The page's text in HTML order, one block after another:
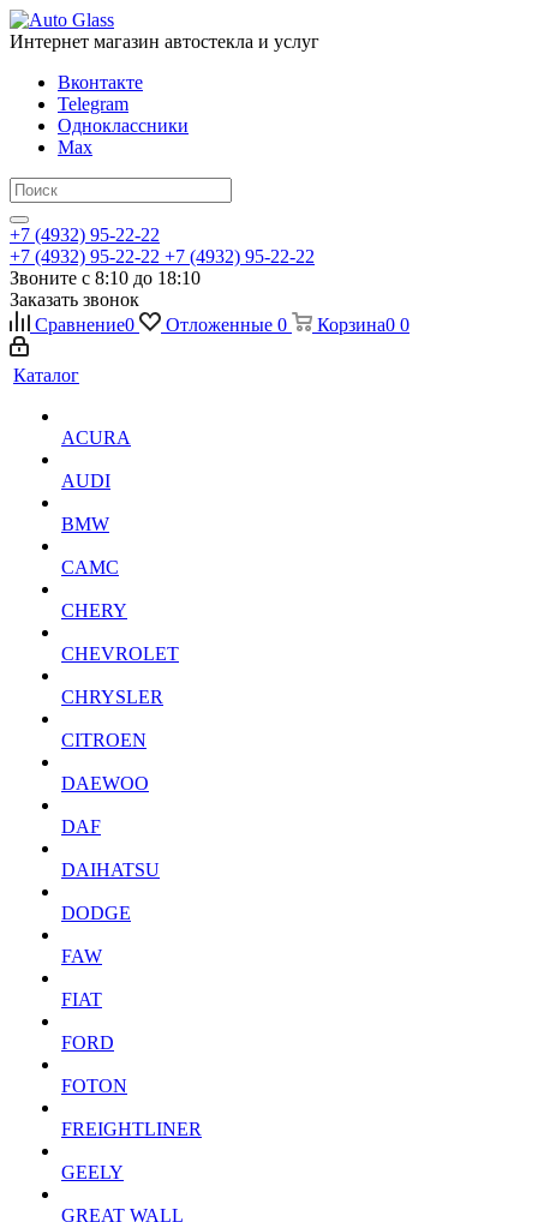
Интернет магазин автостекла и услуг
Вконтакте
Telegram
Одноклассники
Max
+7 (4932) 95-22-22
+7 (4932) 95-22-22 +7 (4932) 95-22-22
Звоните с 8:10 до 18:10
Заказать звонок
Сравнение0 Отложенные 0 Корзина0 0
Каталог
ACURA
AUDI
BMW
CAMC
CHERY
CHEVROLET
CHRYSLER
CITROEN
DAEWOO
DAF
DAIHATSU
DODGE
FAW
FIAT
FORD
FOTON
FREIGHTLINER
GEELY
GREAT WALL